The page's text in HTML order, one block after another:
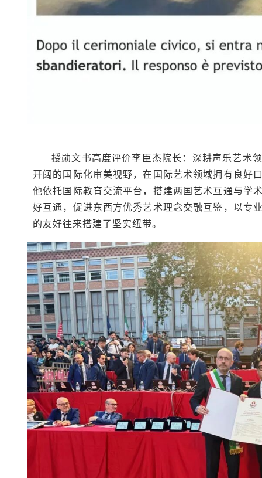
授勋文书高度评价李臣杰院长：深耕声乐艺术
开阔的国际化审美视野，在国际艺术领域拥有良好
他依托国际教育交流平台，搭建两国艺术互通与学
好互通，促进东西方优秀艺术理念交融互鉴，以专
的友好往来搭建了坚实纽带。